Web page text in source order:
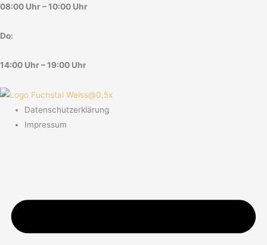
08:00 Uhr – 10:00 Uhr
Do:
14:00 Uhr – 19:00 Uhr
Datenschutzerklärung
Impressum